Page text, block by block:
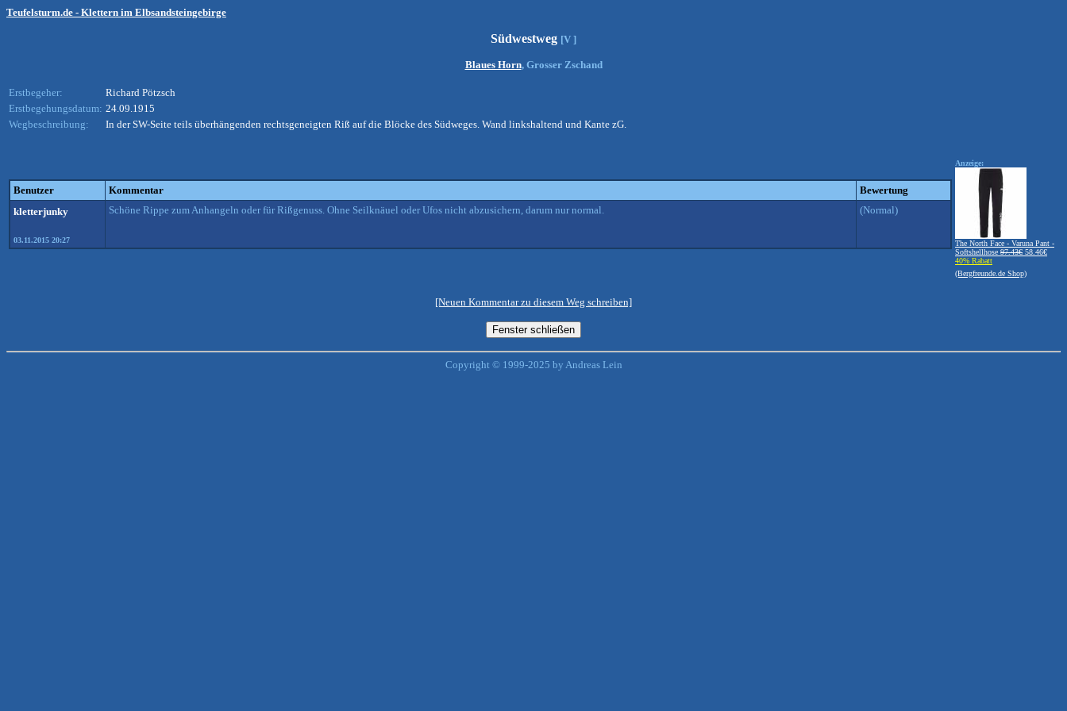
Teufelsturm.de - Klettern im Elbsandsteingebirge
Südwestweg [V ]
Blaues Horn, Grosser Zschand
Erstbegeher:
Richard Pötzsch
Erstbegehungsdatum: 24.09.1915
Wegbeschreibung:
In der SW-Seite teils überhängenden rechtsgeneigten Riß auf die Blöcke des Südweges. Wand linkshaltend und Kante zG.
Benutzer Kommentar
Bewertung
kletterjunky
03.11.2015 20:27
Schöne Rippe zum Anhangeln oder für Rißgenuss. Ohne Seilknäuel oder Ufos nicht abzusichern, darum nur normal. (Normal)
Anzeige:
The North Face - Varuna Pant -
Softshellhose 97.43€ 58.46€
40% Rabatt
(Bergfreunde.de Shop)
[Neuen Kommentar zu diesem Weg schreiben]
Copyright © 1999-2025 by Andreas Lein